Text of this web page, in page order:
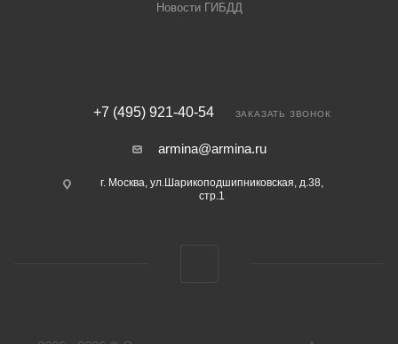
Новости ГИБДД
+7 (495) 921-40-54 ЗАКАЗАТЬ ЗВОНОК
armina@armina.ru
г. Москва, ул.Шарикоподшипниковская, д.38,
стр.1